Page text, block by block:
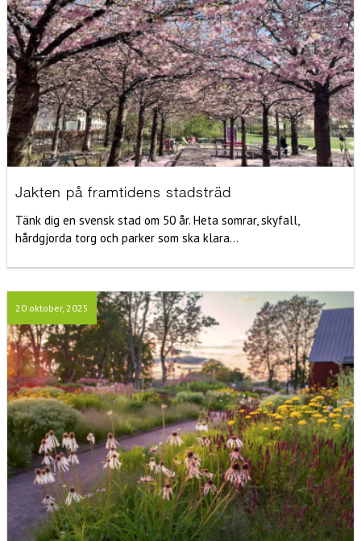
Jakten på framtidens stadsträd
Tänk dig en svensk stad om 50 år. Heta somrar, skyfall,
hårdgjorda torg och parker som ska klara...
20 oktober, 2025